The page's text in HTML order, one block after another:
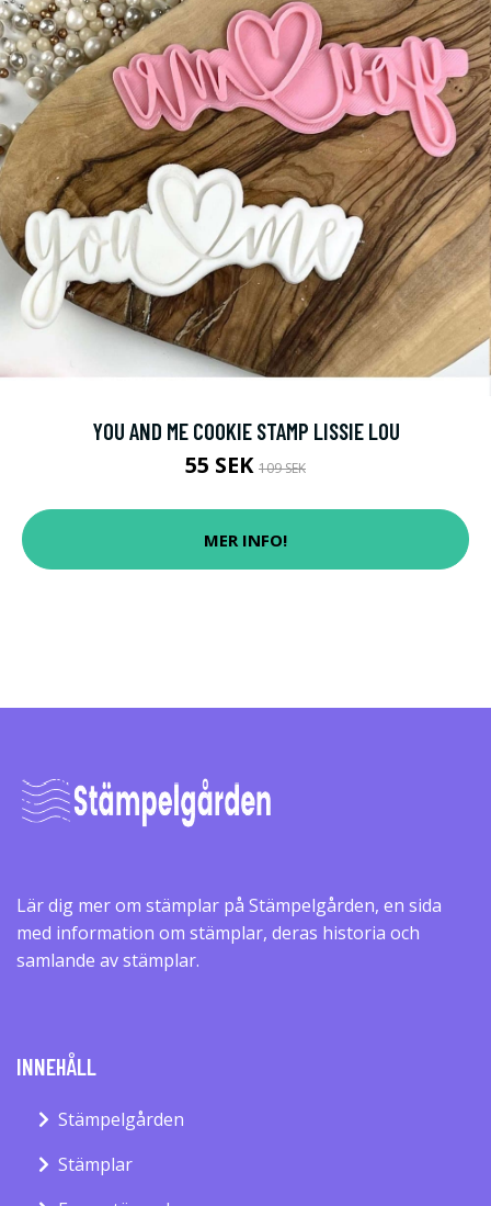
YOU AND ME COOKIE STAMP LISSIE LOU
55 SEK 109 SEK
MER INFO!
Lär dig mer om stämplar på Stämpelgården, en sida
med information om stämplar, deras historia och
samlande av stämplar.
INNEHÅLL
Stämpelgården
Stämplar